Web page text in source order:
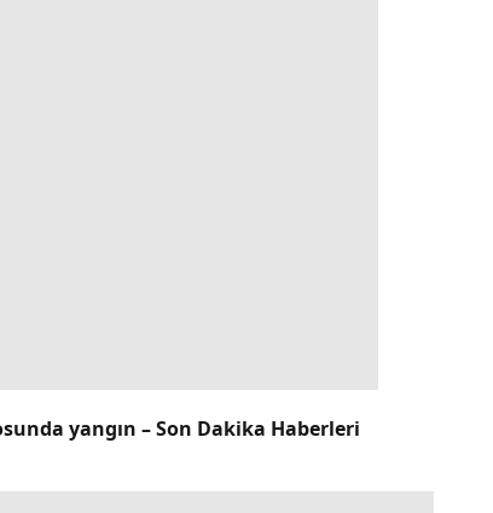
yangın – Son Dakika Haberleri